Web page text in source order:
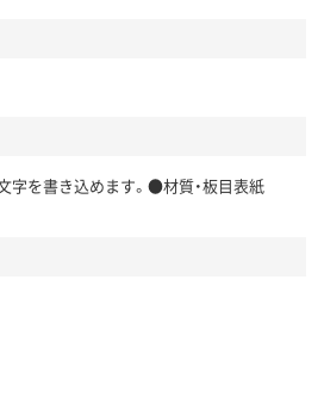
を書き込めます。●材質・板目表紙